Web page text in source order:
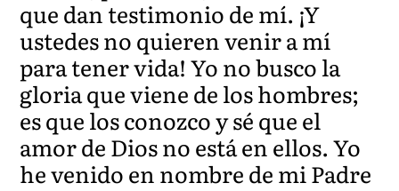
que dan testimonio de mí. ¡Y
ustedes no quieren venir a mí
para tener vida! Yo no busco la
gloria que viene de los hombres;
es que los conozco y sé que el
amor de Dios no está en ellos. Yo
he venido en nombre de mi Padre